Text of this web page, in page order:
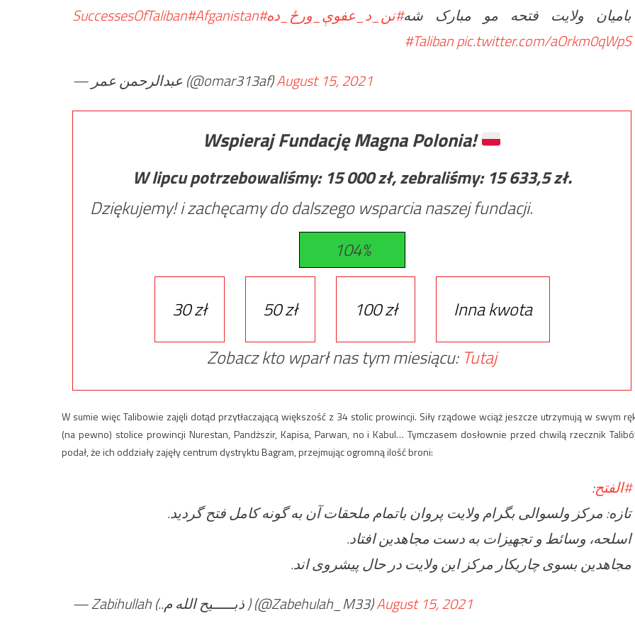
بامیان ولایت فتحه مو مبارک شه#نن_د_عفوې_ورځ_ده#SuccessesOfTaliban
#Afganistan
#Talibanpic.twitter.com/aOrkm0qWpS
— عبدالرحمن عمر (@omar313af)August 15, 2021
Wspieraj Fundację Magna Polonia!
W lipcu potrzebowaliśmy: 15 000zł, zebraliśmy: 15 633,5zł.
Dziękujemy! i zachęcamy do dalszego wsparcia naszej fundacji.
104%
30 zł 50 zł 100 zł
Inna kwota
Zobacz kto wparł nas tym miesiącu: Tutaj
W sumie więc Talibowie zajęli dotąd przytłaczającą większość z 34 stolic prowincji. Siły rządowe wciąż jeszcze utrzymują w swym
(na pewno) stolice prowincji Nurestan, Pandższir, Kapisa, Parwan, no i Kabul… Tymczasem dosłownie przed chwilą rzecznik
podał, że ich oddziały zajęły centrum dystryktu Bagram, przejmując ogromną ilość broni:
#الفتح:
تازه: مرکز ولسوالی بگرام ولایت پروان باتمام ملحقات آن به گونه کامل فتح گردید.
اسلحه، وسائط و تجهیزات به دست مجاهدین افتاد.
مجاهدین بسوی چاریکار مرکز این ولایت در حال پیشروی اند.
— Zabihullah (..ذبـــــیح الله م ) (@Zabehulah_M33)August 15, 2021